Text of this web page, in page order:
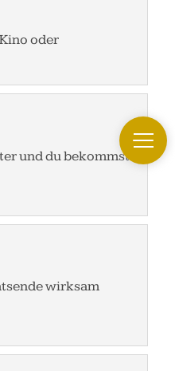
oder
und du bekommst
wirksam